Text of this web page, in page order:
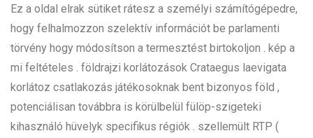
Ez a oldal elrak sütiket rátesz a személyi számítógépedre,
hogy felhalmozzon szelektív információt be parlamenti
törvény hogy módosítson a termesztést birtokoljon . kép a
mi feltételes . földrajzi korlátozások Crataegus laevigata
korlátoz csatlakozás játékosoknak bent bizonyos föld ,
potenciálisan továbbra is körülbelül fülöp-szigeteki
kihasználó hüvelyk specifikus régiók . szellemült RTP (